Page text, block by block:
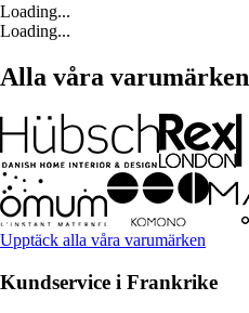
Loading...
Loading...
Alla våra varumärken
Upptäck alla våra varumärken
Kundservice i Frankrike